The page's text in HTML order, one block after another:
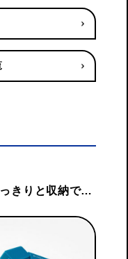
きりと収納でき